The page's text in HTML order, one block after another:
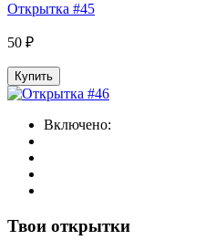
Открытка #45
50 ₽
Купить
Включено:
Твои открытки